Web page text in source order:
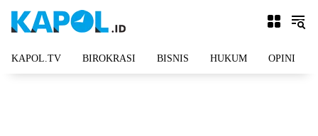
KAPOL.TV BIROKRASI BISNIS HUKUM OPINI